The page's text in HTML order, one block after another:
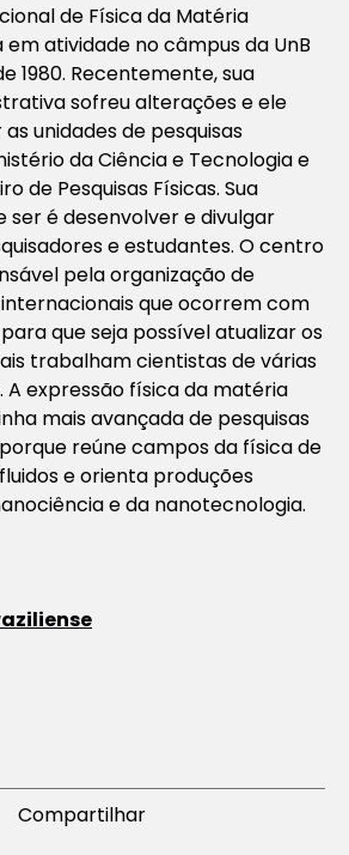
de Física da Matéria
atividade no câmpus da UnB
1980. Recentemente, sua
sofreu alterações e ele
unidades de pesquisas
da Ciência e Tecnologia e
de Pesquisas Físicas. Sua
ser é desenvolver e divulgar
e estudantes. O centro
pela organização de
que ocorrem com
que seja possível atualizar os
trabalham cientistas de várias
A expressão física da matéria
mais avançada de pesquisas
reúne campos da física de
e orienta produções
e da nanotecnologia.
Compartilhar